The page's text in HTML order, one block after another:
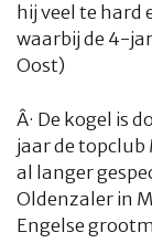
HOME
CULTUUR
hij veel te hard
waarbij de 4-
Oost)
Â· De kogel is
jaar de topclub
al langer
Oldenzaler in
Engelse